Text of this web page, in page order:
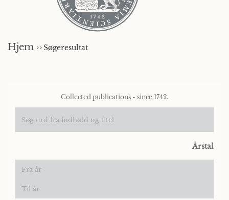
Hjem ››Søgeresultat
Collected publications - since 1742.
Årstal